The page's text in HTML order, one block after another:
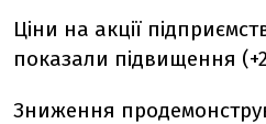
Ціни на акції
показали підвищення
Зниження